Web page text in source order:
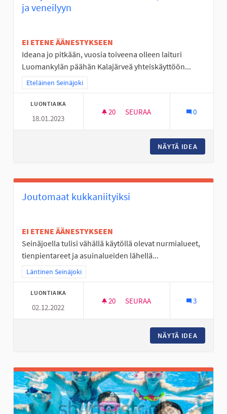
ja veneilyyn
EI ETENE ÄÄNESTYKSEEN
Ideana jo pitkään, vuosia toiveena olleen laituri
Luomankylän päähän Kalajärveä yhteiskäyttöön...
Rajaa tulokset teeman mukaan: Eteläinen Seinäjoki
Eteläinen Seinäjoki
LUONTIAIKA
18.01.2023
20 20 SEURAAJAA
SEURAA 0
NÄYTÄ IDEA
Joutomaat kukkaniityiksi
EI ETENE ÄÄNESTYKSEEN
Seinäjoella tulisi vähällä käytöllä olevat nurmialueet,
tienpientareet ja asuinalueiden lähellä...
Rajaa tulokset teeman mukaan: Läntinen Seinäjoki
Läntinen Seinäjoki
LUONTIAIKA
02.12.2022
20 20 SEURAAJAA
SEURAA 3
NÄYTÄ IDEA